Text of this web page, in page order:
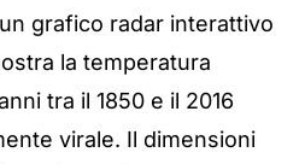
grafico radar interattivo
la temperatura
tra il 1850 e il 2016
virale. Il dimensioni